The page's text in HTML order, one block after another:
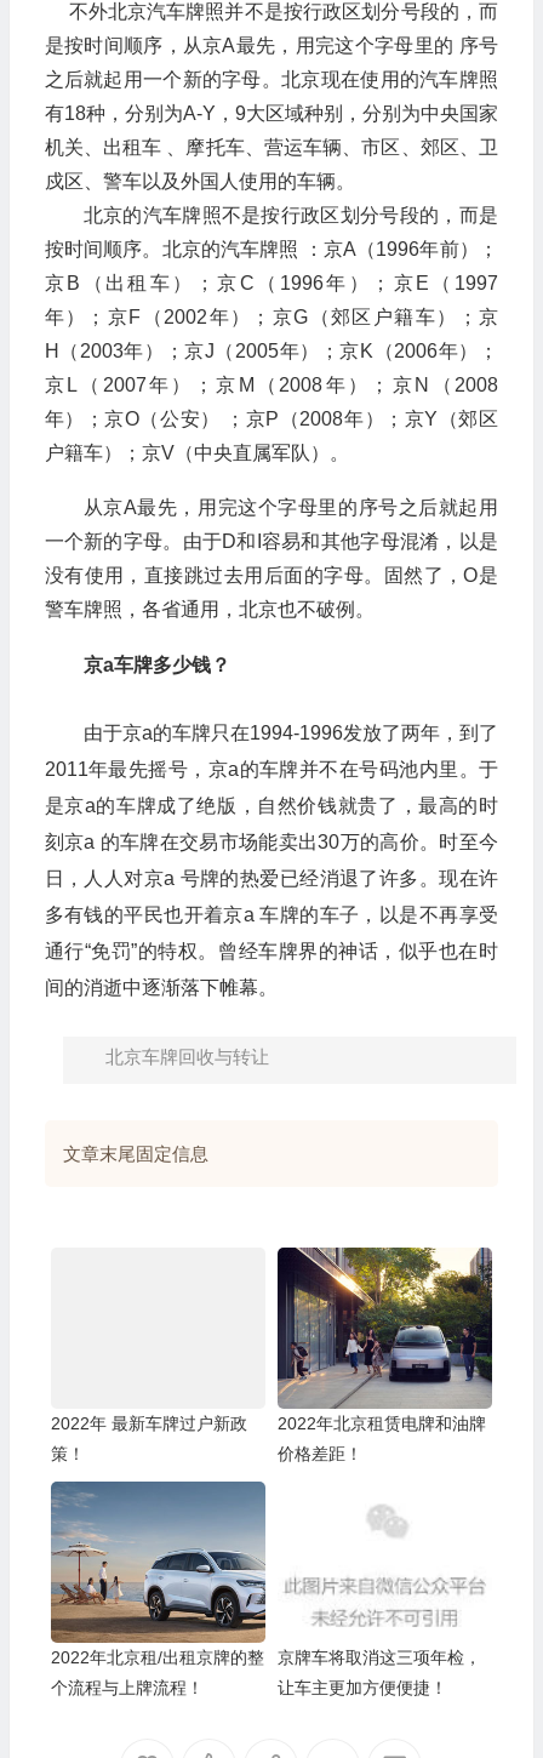
不外北京汽车牌照并不是按行政区划分号段的，而
是按时间顺序，从京A最先，用完这个字母里的 序号
之后就起用一个新的字母。北京现在使用的汽车牌照
有18种，分别为A-Y，9大区域种别，分别为中央国家
机关、出租车 、摩托车、营运车辆、市区、郊区、卫
戍区、警车以及外国人使用的车辆。
北京的汽车牌照不是按行政区划分号段的，而是
按时间顺序。北京的汽车牌照 ：京A（1996年前）；
京B（出租车）；京C（1996年）；京E（1997
年）；京F（2002年）；京G（郊区户籍车）；京
H（2003年）；京J（2005年）；京K（2006年）；
京L（2007年）；京M（2008年）；京N（2008
年）；京O（公安） ；京P（2008年）；京Y（郊区
户籍车）；京V（中央直属军队）。
从京A最先，用完这个字母里的序号之后就起用
一个新的字母。由于D和I容易和其他字母混淆，以是
没有使用，直接跳过去用后面的字母。固然了，O是
警车牌照，各省通用，北京也不破例。
京a车牌多少钱？
由于京a的车牌只在1994-1996发放了两年，到了
2011年最先摇号，京a的车牌并不在号码池内里。于
是京a的车牌成了绝版，自然价钱就贵了，最高的时
刻京a 的车牌在交易市场能卖出30万的高价。时至今
日，人人对京a 号牌的热爱已经消退了许多。现在许
多有钱的平民也开着京a 车牌的车子，以是不再享受
通行“免罚”的特权。曾经车牌界的神话，似乎也在时
间的消逝中逐渐落下帷幕。
北京车牌回收与转让
文章末尾固定信息
2022年 最新车牌过户新政
策！
2022年北京租赁电牌和油牌
价格差距！
2022年北京租/出租京牌的整
个流程与上牌流程！
京牌车将取消这三项年检，
让车主更加方便便捷！